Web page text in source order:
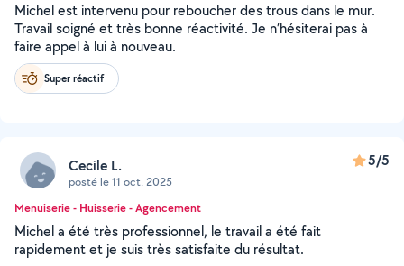
Michel est intervenu pour reboucher des trous dans le mur.
Travail soigné et très bonne réactivité. Je n’hésiterai pas à
faire appel à lui à nouveau.
Super réactif
Cecile L.
posté le 11 oct. 2025
5/5
Menuiserie - Huisserie - Agencement
Michel a été très professionnel, le travail a été fait
rapidement et je suis très satisfaite du résultat.